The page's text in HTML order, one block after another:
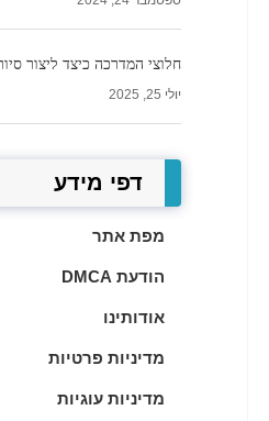
חלוצי המדרכה כיצד ליצור
יולי 25, 2025
דפי מידע
מפת אתר
הודעת DMCA
אודותינו
מדיניות פרטיות
מדיניות עוגיות